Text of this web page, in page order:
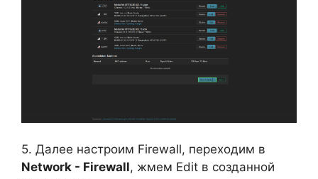
5. Далее настроим Firewall, переходим в
Network - Firewall, жмем Edit в созданной